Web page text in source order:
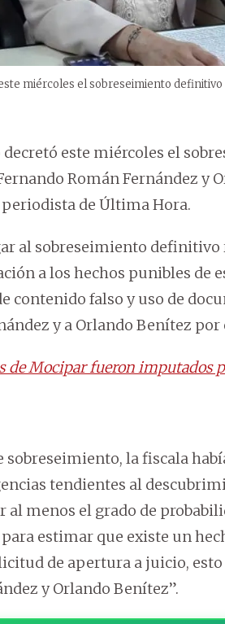
miércoles el sobreseimiento
este miércoles el
Román Fernández y
de Última Hora.
al sobreseimiento
a los hechos punibles de
contenido falso y uso de
y a Orlando Benítez
de Mocipar fueron imputados
la fiscala
tendientes al
al menos el grado de
estimar que existe un
de apertura a juicio,
y Orlando Benítez”.